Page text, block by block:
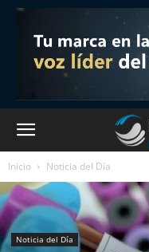
Inicio Noticia del Día
Noticia del Día